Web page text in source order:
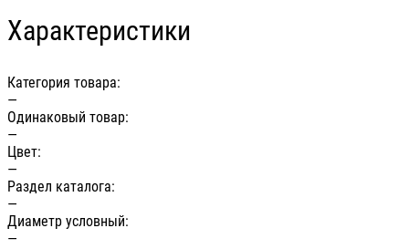
Характеристики
Категория товара:
—
Одинаковый товар:
—
Цвет:
—
Раздел каталога:
—
Диаметр условный:
—